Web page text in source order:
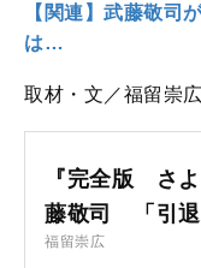
【関連】武藤敬司
は…
取材・文／福留崇
『完全版 さ
藤敬司 「引退
福留崇広